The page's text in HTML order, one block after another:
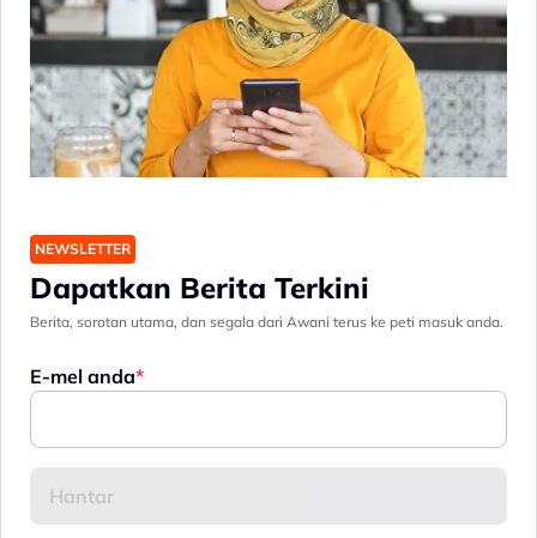
NEWSLETTER
Dapatkan Berita Terkini
Berita, sorotan utama, dan segala dari Awani terus ke peti masuk anda.
E-mel anda